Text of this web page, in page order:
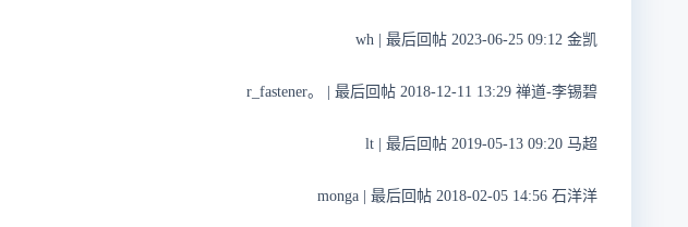
wh | 最后回帖 2023-06-25 09:12 金凯
r_fastener。 | 最后回帖 2018-12-11 13:29 禅道-李锡碧
lt | 最后回帖 2019-05-13 09:20 马超
monga | 最后回帖 2018-02-05 14:56 石洋洋